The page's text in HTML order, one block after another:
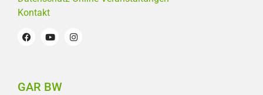
Kontakt
GAR BW